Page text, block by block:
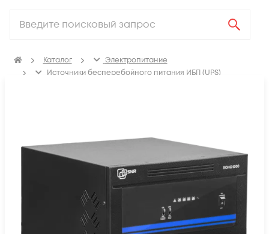
Каталог
Электропитание
Источники бесперебойного питания ИБП (UPS)